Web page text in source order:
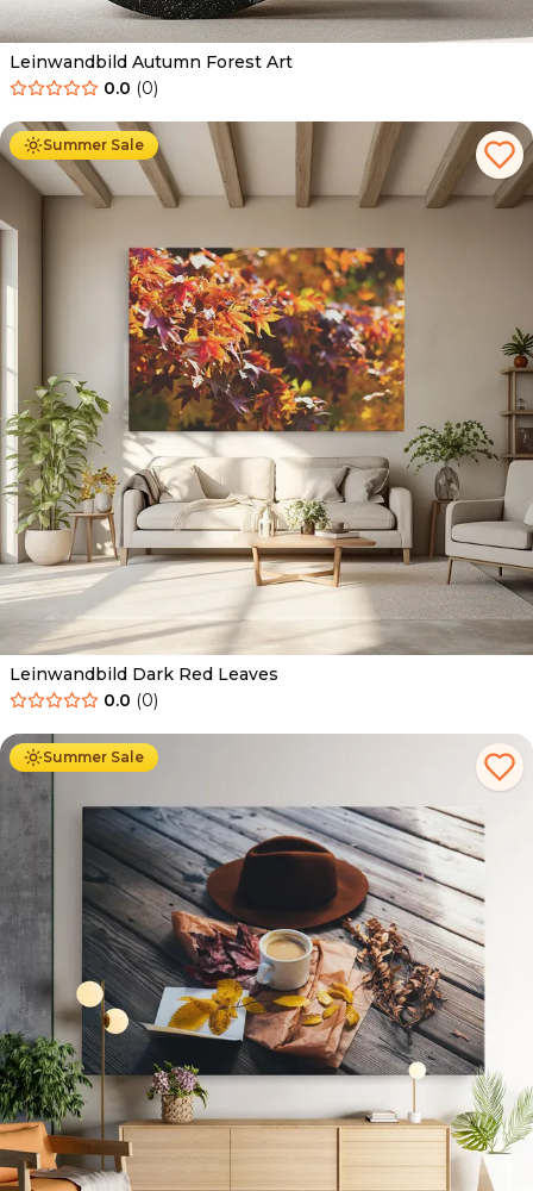
Leinwandbild Autumn Forest Art
0.0 (0)
Summer Sale
Ab 39.90 € 34.90
Leinwandbild Dark Red Leaves
0.0 (0)
Summer Sale
Ab 39.90 € 34.90